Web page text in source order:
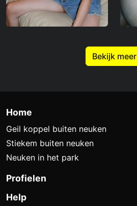
Bekijk meer
Home
Geil koppel buiten neuken
Stiekem buiten neuken
Neuken in het park
Profielen
Help